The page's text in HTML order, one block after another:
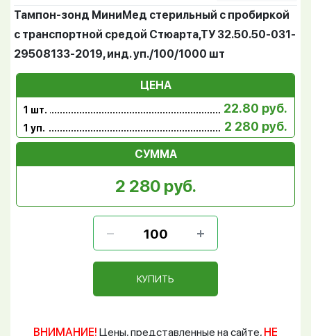
Тампон-зонд МиниМед стерильный с пробиркой
с транспортной средой Стюарта,ТУ 32.50.50-031-
29508133-2019, инд. уп./100/1000 шт
ЦЕНА
1 шт. 22.80 руб.
1 уп. 2 280 руб.
СУММА
2 280 руб.
КУПИТЬ
ВНИМАНИЕ! Цены, представленные на сайте, НЕ